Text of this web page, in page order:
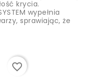
krycia.
wypełnia
sprawiając, że
favorite_border